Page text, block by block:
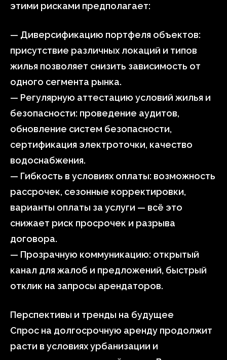
этими рисками предполагает:
— Диверсификацию портфеля объектов:
присутствие различных локаций и типов
жилья позволяет снизить зависимость от
одного сегмента рынка.
— Регулярную аттестацию условий жилья и
безопасности: проведение аудитов,
обновление систем безопасности,
сертификация электроточки, качество
водоснабжения.
— Гибкость в условиях оплаты: возможность
рассрочек, сезонные корректировки,
варианты оплаты за услуги — всё это
снижает риск просрочек и разрыва
договора.
— Прозрачную коммуникацию: открытый
канал для жалоб и предложений, быстрый
отклик на запросы арендаторов.
Перспективы и тренды на будущее
Спрос на долгосрочную аренду продолжит
расти в условиях урбанизации и